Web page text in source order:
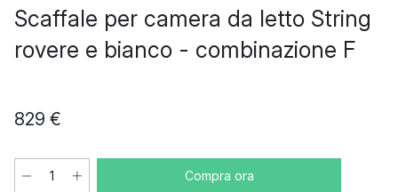
Scaffale per camera da letto String
rovere e bianco - combinazione F
829 €
Compra ora